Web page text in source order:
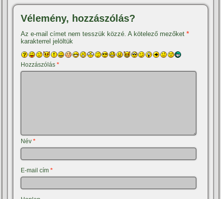
Vélemény, hozzászólás?
Az e-mail címet nem tesszük közzé. A kötelező mezőket*
karakterrel jelöltük
Hozzászólás*
Név*
E-mail cím*